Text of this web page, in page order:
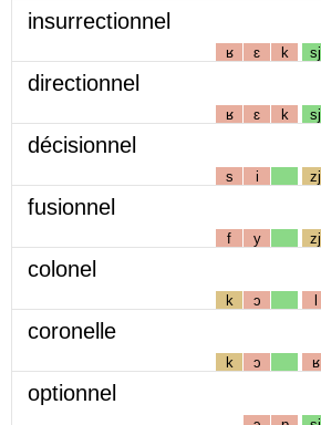
insurrectionnel
ʁ ɛ k sj
directionnel
ʁ ɛ k sj
décisionnel
s i zj
fusionnel
f y zj
colonel
k ɔ l
coronelle
k ɔ ʁ
optionnel